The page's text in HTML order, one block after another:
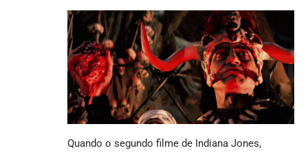
Quando o segundo filme de Indiana Jones,